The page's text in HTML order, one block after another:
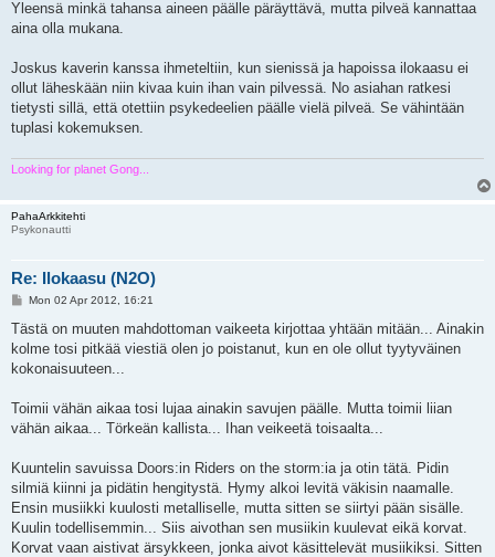
Yleensä minkä tahansa aineen päälle päräyttävä, mutta pilveä kannattaa
aina olla mukana.
Joskus kaverin kanssa ihmeteltiin, kun sienissä ja hapoissa ilokaasu ei
ollut läheskään niin kivaa kuin ihan vain pilvessä. No asiahan ratkesi
tietysti sillä, että otettiin psykedeelien päälle vielä pilveä. Se vähintään
tuplasi kokemuksen.
Looking for planet Gong...
PahaArkkitehti
Psykonautti
Re: Ilokaasu (N2O)
P
s
Mon 02 Apr 2012, 16:21
Tästä on muuten mahdottoman vaikeeta kirjottaa yhtään mitään... Ainakin
kolme tosi pitkää viestiä olen jo poistanut, kun en ole ollut tyytyväinen
kokonaisuuteen...
Toimii vähän aikaa tosi lujaa ainakin savujen päälle. Mutta toimii liian
vähän aikaa... Törkeän kallista... Ihan veikeetä toisaalta...
Kuuntelin savuissa Doors:in Riders on the storm:ia ja otin tätä. Pidin
silmiä kiinni ja pidätin hengitystä. Hymy alkoi levitä väkisin naamalle.
Ensin musiikki kuulosti metalliselle, mutta sitten se siirtyi pään sisälle.
Kuulin todellisemmin... Siis aivothan sen musiikin kuulevat eikä korvat.
Korvat vaan aistivat ärsykkeen, jonka aivot käsittelevät musiikiksi. Sitten